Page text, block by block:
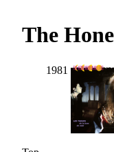
The
1981